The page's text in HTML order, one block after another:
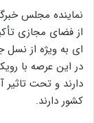
نماینده مجلس
از فضای مجازی
ای به ویژه از نسل
در این عرصه با
دارند و تحت تاثیر
کشور دارند.